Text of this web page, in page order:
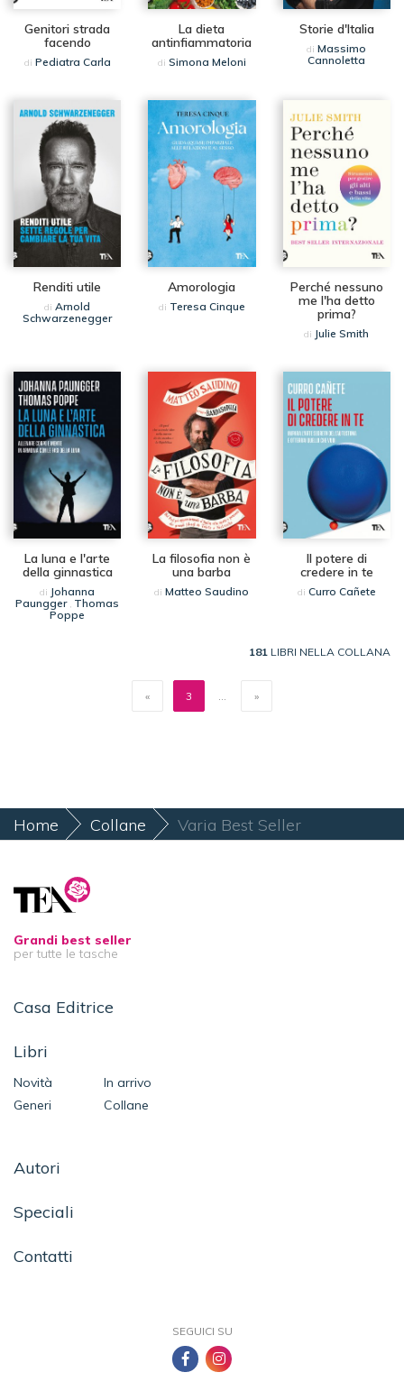
Genitori strada
facendo
di Pediatra Carla
La dieta
antinfiammatoria
di Simona Meloni
Storie d'Italia
di Massimo
Cannoletta
Renditi utile
diArnold
Schwarzenegger
Amorologia
di Teresa Cinque
Perché nessuno
me l'ha detto
prima?
di Julie Smith
La luna e l'arte
della ginnastica
di Johanna
Paungger, Thomas
Poppe
La filosofia non è
una barba
diMatteo Saudino
Il potere di
credere in te
di Curro Cañete
181 LIBRI NELLA COLLANA
« »
3
Home Collane Varia Best Seller
Grandi best seller
per tutte le tasche
Casa Editrice
Libri
Novità
In arrivo
Generi
Collane
Autori
Speciali
Contatti
SEGUICI SU